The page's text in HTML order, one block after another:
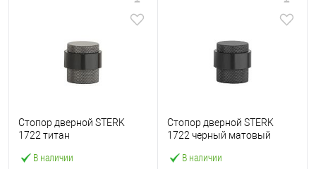
В наличии
Стопор дверной STERK
1722 титан
В наличии
Стопор дверной STERK
1722 черный матовый